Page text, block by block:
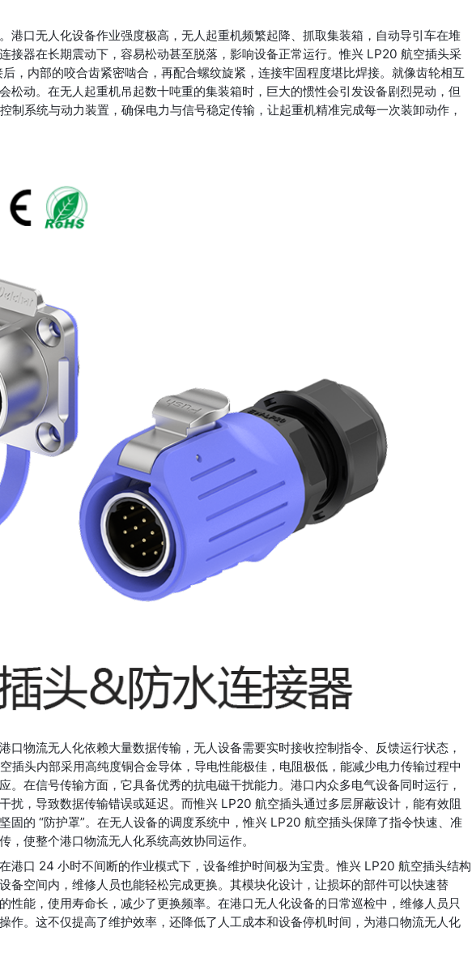
。港口无人化设备作业强度极高，无人起重机频繁起降、抓取集装箱，自动导引车在堆
接器在长期震动下，容易松动甚至脱落，影响设备正常运行。惟兴 LP20 航空插头采
，内部的咬合齿紧密啮合，再配合螺纹旋紧，连接牢固程度堪比焊接。就像齿轮相互
松动。在无人起重机吊起数十吨重的集装箱时，巨大的惯性会引发设备剧烈晃动，但
制系统与动力装置，确保电力与信号稳定传输，让起重机精准完成每一次装卸动作，
口物流无人化依赖大量数据传输，无人设备需要实时接收控制指令、反馈运行状态，
插头内部采用高纯度铜合金导体，导电性能极佳，电阻极低，能减少电力传输过程中
。在信号传输方面，它具备优秀的抗电磁干扰能力。港口内众多电气设备同时运行，
扰，导致数据传输错误或延迟。而惟兴 LP20 航空插头通过多层屏蔽设计，能有效阻
固的 “防护罩”。在无人设备的调度系统中，惟兴 LP20 航空插头保障了指令快速、准
使整个港口物流无人化系统高效协同运作。
港口 24 小时不间断的作业模式下，设备维护时间极为宝贵。惟兴 LP20 航空插头结构
备空间内，维修人员也能轻松完成更换。其模块化设计，让损坏的部件可以快速替
性能，使用寿命长，减少了更换频率。在港口无人化设备的日常巡检中，维修人员只
作。这不仅提高了维护效率，还降低了人工成本和设备停机时间，为港口物流无人化